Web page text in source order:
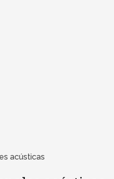
acústicas